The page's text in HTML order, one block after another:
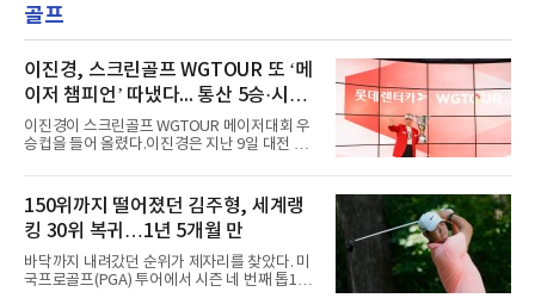
골프
이진경, 스크린골프 WGTOUR 또 ‘메
이저 챔피언’ 따냈다... 통산 5승·시즌
3승 달성
이진경이 스크린골프 WGTOUR 메이저대회 우
승컵을 들어 올렸다.이진경은 지난 9일 대전 골
카 WGTOUR’ 6차 메이저대회 결선에서 1라운
드 9언더파, 2라운드 8언더파 최종합계 17언더
파를 기록하며 시즌 세 번째 우승을 따냈다.경기
는 투비전NX플러스 투어 모드에서 하루 동안 2
라운드 36홀 스트로크 플레이로 치러졌다. 코스
는 골프존 코스 난도 별 3개, 그린 난도 별 4개의
롯데스카이힐 부여CC (SKY/HILL)다.총 80명의
150위까지 떨어졌던 김주형, 세계랭
킹 30위 복귀…1년 5개월 만
바닥까지 내려갔던 순위가 제자리를 찾았다. 미
국프로골프(PGA) 투어에서 시즌 네 번째 톱10